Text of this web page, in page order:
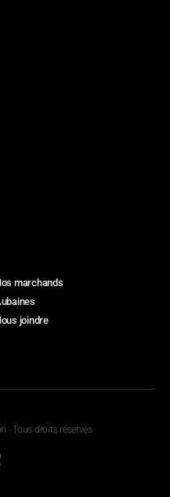
marchands
joindre
- Tous droits réservés